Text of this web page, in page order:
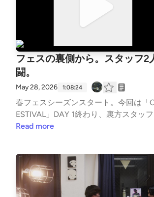
のEテレ特番『１００分で死をさとる
崎』から『ブラッシュアップライフ』
ルチャー作品を横断して死を考察。バ
者としての生きる意味にも繋がる、デ
強です。
フェスの裏側から。スタッフ2
闘。
May 28, 2026 1:08:24
春フェスシーズンスタート。今回は「
ESTIVAL」DAY 1終わり、裏方スタッ
がお送りする超現場主義なエピソード
める運営スタッフの理久。楽屋に常設
ーバーで乾杯しながら写真を即出しす
チームの話から、toeやストレイテナ
Read more